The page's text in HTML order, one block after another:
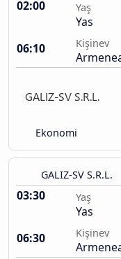
02:00 Yaş
Yas
06:10
Kişinev
Ekonomi
GALIZ-SV S.R.L.
03:30 Yaş
Yas
06:30
Kişinev